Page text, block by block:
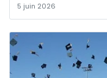
5 juin 2026